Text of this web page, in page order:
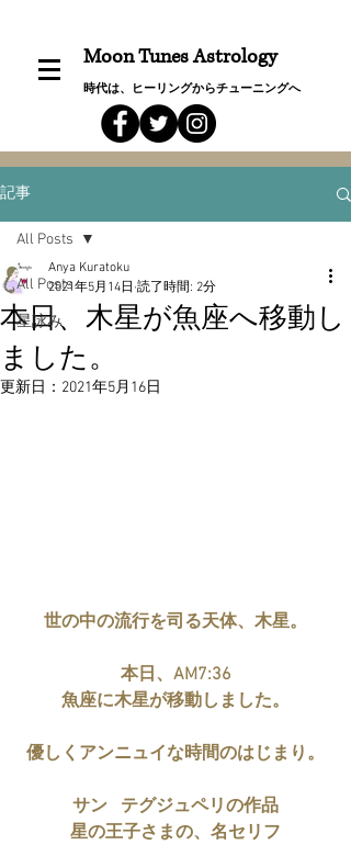
Moon Tunes Astrology
時代は、ヒーリングからチューニングへ
記事
All Posts
星詠み
All Posts
本日、木星が魚座へ移動し
ました。
Anya Kuratoku
2021年5月14日 読了時間: 2分
更新日： 2021年5月16日
世の中の流行を司る天体、木星。
本日、AM7:36
魚座に木星が移動しました。
優しくアンニュイな時間のはじまり。
サン	 テグジュペリの作品
星の王子さまの、名セリフ